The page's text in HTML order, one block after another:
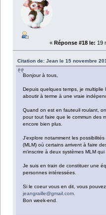
« Réponse #18 le: 19
Citation de: Jean le 15 novembre
Bonjour à tous,
Depuis quelques temps, je multiplie
aboutir à terme à une vraie
Quand on est en fauteuil roulant,
pour tout faire que le commun des
encore bien plus.
J'explore notamment les
(MLM) où certains arrivent à faire
m'inscrire à deux systèmes MLM
Je suis en train de constituer une
personnes intéressées.
Si le coeur vous en dit, vous
jeangraille@gmail.com.
Bon week-end.